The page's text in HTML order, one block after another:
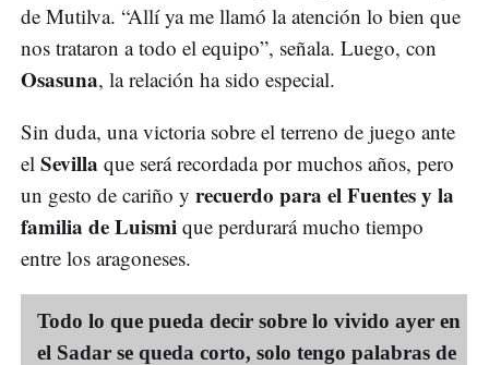
de Mutilva. “Allí ya me llamó la atención lo bien que
nos trataron a todo el equipo”, señala. Luego, con
Osasuna, la relación ha sido especial.
Sin duda, una victoria sobre el terreno de juego ante
el Sevilla que será recordada por muchos años, pero
un gesto de cariño y recuerdo para el Fuentes y la
familia de Luismi que perdurará mucho tiempo
entre los aragoneses.
Todo lo que pueda decir sobre lo vivido ayer en
el Sadar se queda corto, solo tengo palabras de